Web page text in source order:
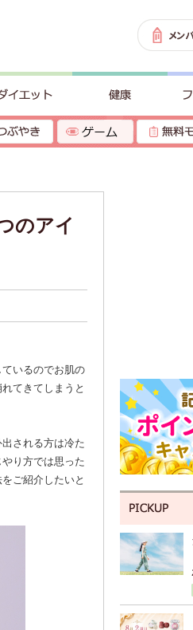
のアイ
いるのでお肌の
てきてしまうと
される方は冷た
り方では思った
ご紹介したいと